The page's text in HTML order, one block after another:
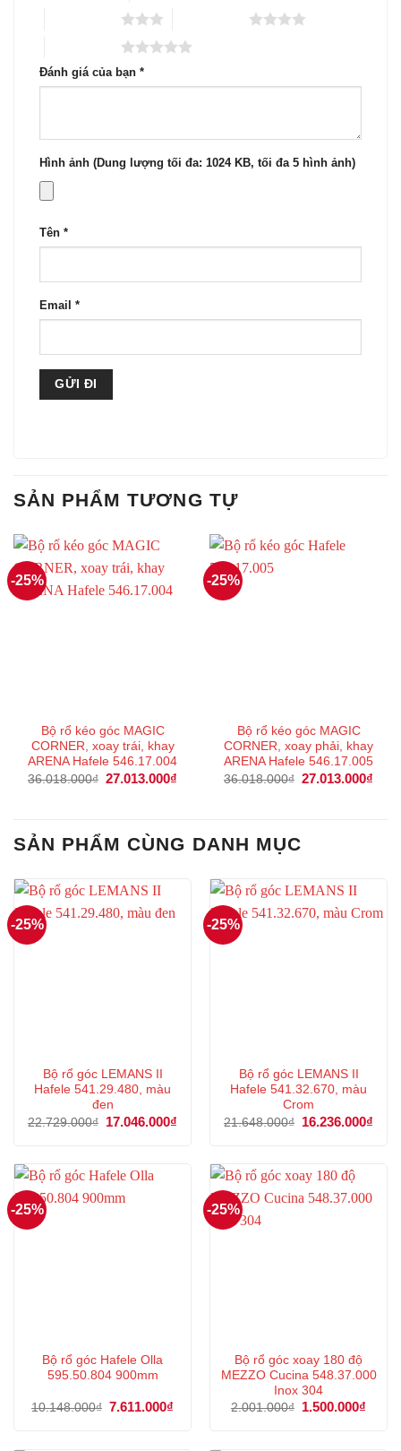
Đánh giá của bạn *
Hình ảnh (Dung lượng tối đa: 1024 KB, tối đa 5 hình ảnh)
Tên *
Email *
SẢN PHẨM TƯƠNG TỰ
-25%
Bộ rổ kéo góc MAGIC
CORNER, xoay trái, khay
ARENA Hafele 546.17.004
36.018.000₫ Giá
27.013.000₫
-25%
Bộ rổ kéo góc MAGIC
CORNER, xoay phải, khay
ARENA Hafele 546.17.005
36.018.000₫ Giá
27.013.000₫
SẢN PHẨM CÙNG DANH MỤC
-25%
Bộ rổ góc LEMANS II
Hafele 541.29.480, màu
đen
22.729.000₫
Giá
17.046.000₫
17.046.000₫.
-25%
Bộ rổ góc LEMANS II
Hafele 541.32.670, màu
Crom
21.648.000₫
Giá
16.236.000₫
-25%
Bộ rổ góc Hafele Olla
595.50.804 900mm
10.148.000₫ Giá
7.611.000₫
-25%
Bộ rổ góc xoay 180 độ
MEZZO Cucina 548.37.000
Inox 304
2.001.000₫
Giá
1.500.000₫